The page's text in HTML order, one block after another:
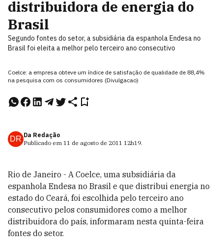
distribuidora de energia do
Brasil
Segundo fontes do setor, a subsidiária da espanhola Endesa no
Brasil foi eleita a melhor pelo terceiro ano consecutivo
Coelce: a empresa obteve um índice de satisfação de qualidade de 88,4%
na pesquisa com os consumidores (Divulgacao)
DR Da Redação
Publicado em 11 de agosto de 2011 12h19.
Rio de Janeiro - A Coelce, uma subsidiária da
espanhola Endesa no Brasil e que distribui energia no
estado do Ceará, foi escolhida pelo terceiro ano
consecutivo pelos consumidores como a melhor
distribuidora do país, informaram nesta quinta-feira
fontes do setor.